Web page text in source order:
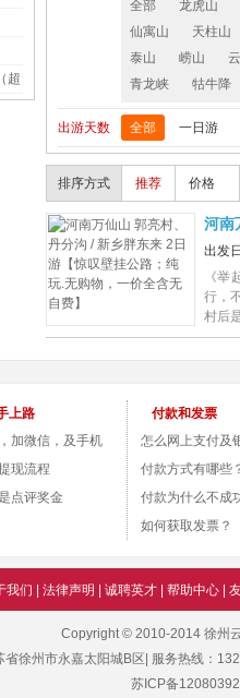
亲
超
全部
龙虎山
仙寓山
天柱山
泰山
崂山
青龙峡
牯牛降
出游天数 全部 一日游
排序方式 推荐 价格
河南
玩.
出发
《
行，
村后
上路
加微信，及手机
现流程
点评奖金
付款和发票
怎么网上支付及
号？
付款方式有哪些
付款为什么不成
如何获取发票？
我们 法律声明 诚聘英才| 帮助中心|
Copyright © 2010-2014 徐州
省徐州市永嘉太阳城B区| 服务热线：
苏ICP备